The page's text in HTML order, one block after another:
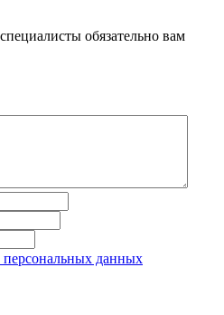
обязательно вам
персональных данных